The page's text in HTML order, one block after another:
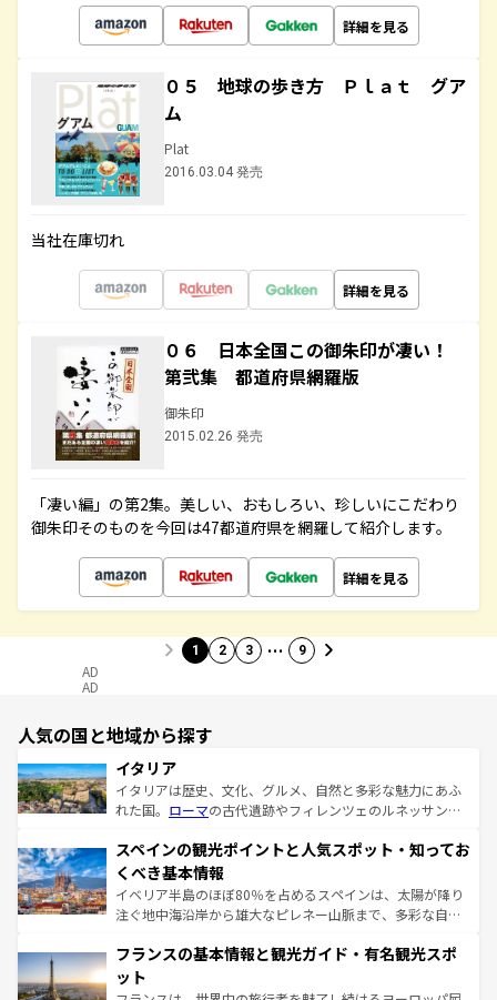
詳細を見る
０５ 地球の歩き方 Ｐｌａｔ グア
ム
Plat
2016.03.04 発売
当社在庫切れ
詳細を見る
０６ 日本全国この御朱印が凄い！
第弐集 都道府県網羅版
御朱印
2015.02.26 発売
「凄い編」の第2集。美しい、おもしろい、珍しいにこだわり
御朱印そのものを今回は47都道府県を網羅して紹介します。
詳細を見る
1 2 3 … 9
AD
AD
人気の国と地域から探す
イタリア
イタリアは歴史、文化、グルメ、自然と多彩な魅力にあふ
れた国。 ローマの古代遺跡やフィレンツェのルネッサンス
ろん、トスカーナの美しい田園風景やアマルフィ海岸の絶
景など、自然景観も見逃せない。観光の合間には、本場の
ピザやパスタなど、絶品のイタリア料理を堪能することも
できる。朝目覚めてから夜眠るまで、すべての瞬間を楽し
なお、新着のイタリア情報はコンテンツ一覧を参照してほ
しい。
スペインの観光ポイントと人気スポット・知ってお
くべき基本情報
イベリア半島のほぼ80％を占めるスペインは、太陽が降り
注ぐ地中海沿岸から雄大なピレネー山脈まで、多彩な自然
文化が根付くこの国では、情熱的なフラメンコ、熱気あふ
れる闘牛、そして美味しいタパスが生活の一部となってい
る。首都マドリードの洗練された雰囲気や、バルセロナの
フランスの基本情報と観光ガイド・有名観光スポ
ット